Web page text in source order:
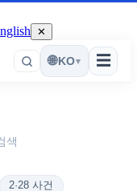
✕
☰
🌐KO▾
색
2·28 사건